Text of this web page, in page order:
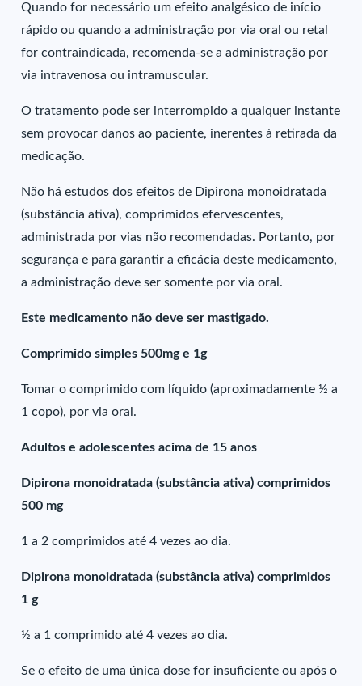
Quando for necessário um efeito analgésico de início
rápido ou quando a administração por via oral ou retal
for contraindicada, recomenda-se a administração por
via intravenosa ou intramuscular.
O tratamento pode ser interrompido a qualquer instante
sem provocar danos ao paciente, inerentes à retirada da
medicação.
Não há estudos dos efeitos de Dipirona monoidratada
(substância ativa), comprimidos efervescentes,
administrada por vias não recomendadas. Portanto, por
segurança e para garantir a eficácia deste medicamento,
a administração deve ser somente por via oral.
Este medicamento não deve ser mastigado.
Comprimido simples 500mg e 1g
Tomar o comprimido com líquido (aproximadamente ½ a
1 copo), por via oral.
Adultos e adolescentes acima de 15 anos
Dipirona monoidratada (substância ativa) comprimidos
500 mg
1 a 2 comprimidos até 4 vezes ao dia.
Dipirona monoidratada (substância ativa) comprimidos
1 g
½ a 1 comprimido até 4 vezes ao dia.
Se o efeito de uma única dose for insuficiente ou após o